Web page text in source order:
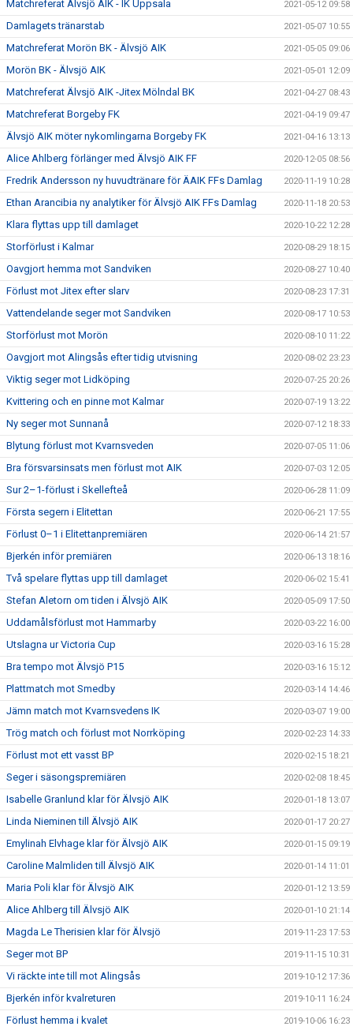
Matchreferat Älvsjö AIK - IK Uppsala 2021-05-12 09:58
Damlagets tränarstab 2021-05-07 10:55
Matchreferat Morön BK - Älvsjö AIK 2021-05-05 09:06
Morön BK - Älvsjö AIK 2021-05-01 12:09
Matchreferat Älvsjö AIK -Jitex Mölndal BK 2021-04-27 08:43
Matchreferat Borgeby FK 2021-04-19 09:47
Älvsjö AIK möter nykomlingarna Borgeby FK 2021-04-16 13:13
Alice Ahlberg förlänger med Älvsjö AIK FF 2020-12-05 08:56
Fredrik Andersson ny huvudtränare för ÄAIK FFs Damlag 2020-11-19 10:28
Ethan Arancibia ny analytiker för Älvsjö AIK FFs Damlag 2020-11-18 20:53
Klara flyttas upp till damlaget 2020-10-22 12:28
Storförlust i Kalmar 2020-08-29 18:15
Oavgjort hemma mot Sandviken 2020-08-27 10:40
Förlust mot Jitex efter slarv 2020-08-23 17:31
Vattendelande seger mot Sandviken 2020-08-17 10:53
Storförlust mot Morön 2020-08-10 11:22
Oavgjort mot Alingsås efter tidig utvisning 2020-08-02 23:23
Viktig seger mot Lidköping 2020-07-25 20:26
Kvittering och en pinne mot Kalmar 2020-07-19 13:22
Ny seger mot Sunnanå 2020-07-12 18:33
Blytung förlust mot Kvarnsveden 2020-07-05 11:06
Bra försvarsinsats men förlust mot AIK 2020-07-03 12:05
Sur 2–1-förlust i Skellefteå 2020-06-28 11:09
Första segern i Elitettan 2020-06-21 17:55
Förlust 0–1 i Elitettanpremiären 2020-06-14 21:57
Bjerkén inför premiären 2020-06-13 18:16
Två spelare flyttas upp till damlaget 2020-06-02 15:41
Stefan Aletorn om tiden i Älvsjö AIK 2020-05-09 17:50
Uddamålsförlust mot Hammarby 2020-03-22 16:00
Utslagna ur Victoria Cup 2020-03-16 15:28
Bra tempo mot Älvsjö P15 2020-03-16 15:12
Plattmatch mot Smedby 2020-03-14 14:46
Jämn match mot Kvarnsvedens IK 2020-03-07 19:00
Trög match och förlust mot Norrköping 2020-02-23 14:33
Förlust mot ett vasst BP 2020-02-15 18:21
Seger i säsongspremiären 2020-02-08 18:45
Isabelle Granlund klar för Älvsjö AIK 2020-01-18 13:07
Linda Nieminen till Älvsjö AIK 2020-01-17 20:27
Emylinah Elvhage klar för Älvsjö AIK 2020-01-15 09:19
Caroline Malmliden till Älvsjö AIK 2020-01-14 11:01
Maria Poli klar för Älvsjö AIK 2020-01-12 13:59
Alice Ahlberg till Älvsjö AIK 2020-01-10 21:14
Magda Le Therisien klar för Älvsjö 2019-11-23 17:53
Seger mot BP 2019-11-15 10:31
Vi räckte inte till mot Alingsås 2019-10-12 17:36
Bjerkén inför kvalreturen 2019-10-11 16:24
Förlust hemma i kvalet 2019-10-06 16:23